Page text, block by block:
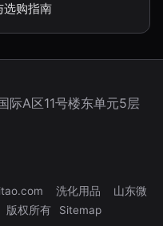
选购指南
际A区11号楼东单元5层
洗化用品
山东微
版权所有 Sitemap